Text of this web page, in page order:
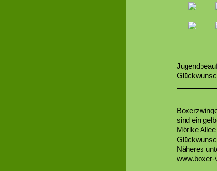
sind ein
Mörike
Näheres
www.boxer-